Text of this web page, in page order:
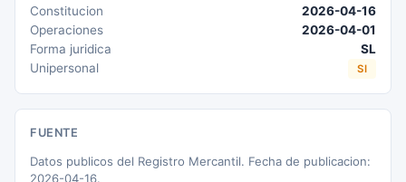
Constitucion
2026-04-16
Operaciones
2026-04-01
Forma juridica
SL
Unipersonal
SI
FUENTE
Datos publicos del Registro Mercantil. Fecha de publicacion:
2026-04-16.